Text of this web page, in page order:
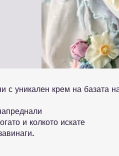
с уникален крем на базата
и колкото искате